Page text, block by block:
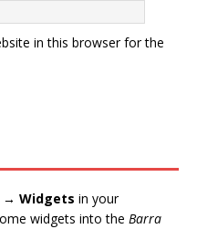
in this browser for the
→ Widgets in your
widgets into the Barra